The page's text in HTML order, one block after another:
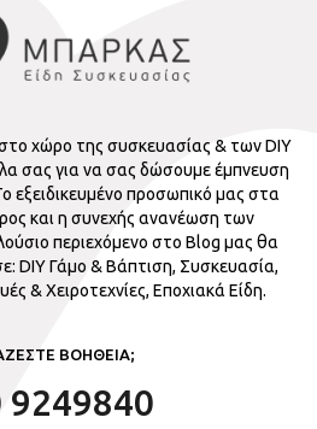
χώρο της συσκευασίας & των DIY
σας για να σας δώσουμε έμπνευση
εξειδικευμένο προσωπικό μας στα
και η συνεχής ανανέωση των
περιεχόμενο στο Blog μας θα
DIY Γάμο & Βάπτιση, Συσκευασία,
& Χειροτεχνίες, Εποχιακά Είδη.
ΒΟΗΘΕΙΑ;
9249840